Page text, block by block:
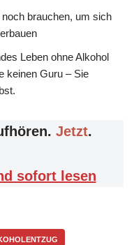
brauchen, um sich
Leben ohne Alkohol
keinen Guru – Sie
Jetzt.
sofort lesen